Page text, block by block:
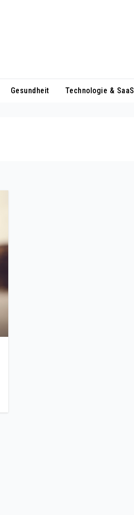
Gesundheit Technologie & SaaS